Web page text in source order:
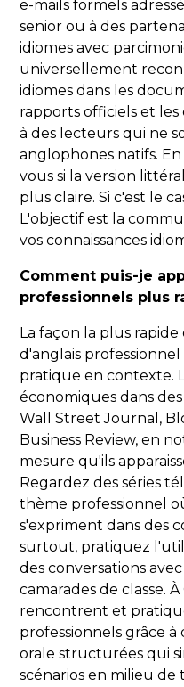
e-mails formels
senior ou à des
idiomes avec
universellement
idiomes dans les
rapports officiels et
à des lecteurs qui ne
anglophones natifs.
vous si la version
plus claire. Si c'est le
L'objectif est la
vos connaissances
Comment puis-je
professionnels plus
La façon la plus
d'anglais
pratique en contexte.
économiques dans
Wall Street Journal,
Business Review, en
mesure qu'ils
Regardez des séries
thème professionnel
s'expriment dans des
surtout, pratiquez
des conversations
camarades de classe.
rencontrent et
professionnels grâce à
orale structurées qui
scénarios en milieu de